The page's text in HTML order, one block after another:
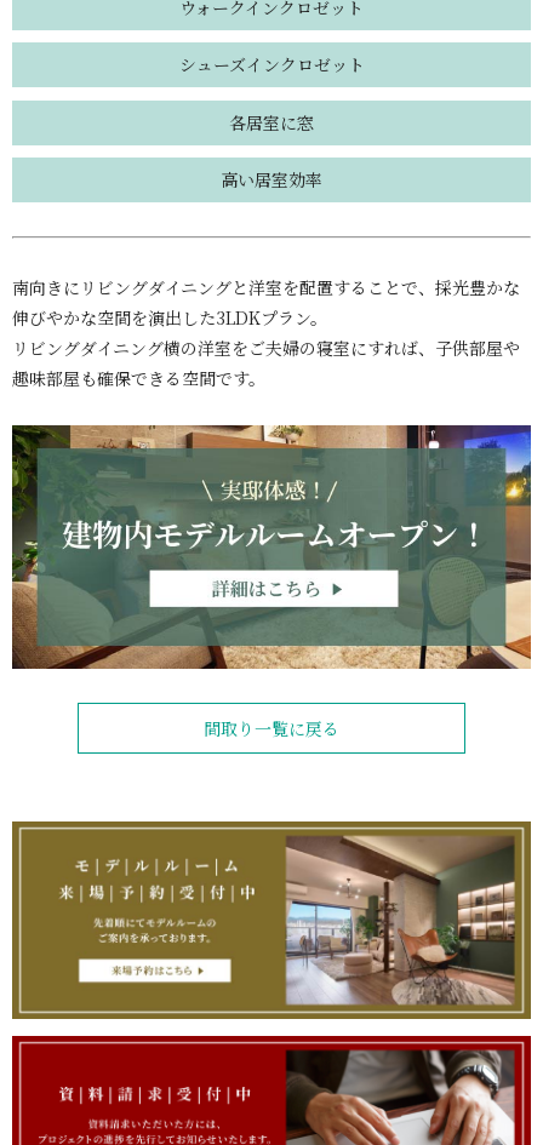
ウォークインクロゼット
シューズインクロゼット
各居室に窓
高い居室効率
南向きにリビングダイニングと洋室を配置することで、採光豊かな
伸びやかな空間を演出した3LDKプラン。
リビングダイニング横の洋室をご夫婦の寝室にすれば、子供部屋や
趣味部屋も確保できる空間です。
間取り一覧に戻る